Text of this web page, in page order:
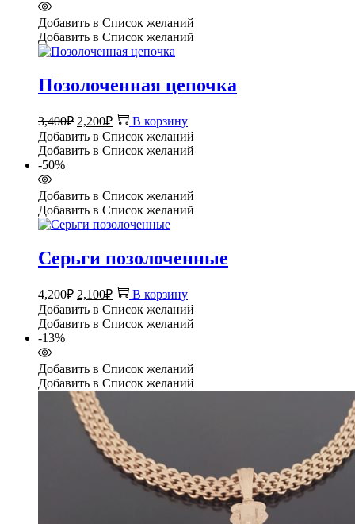
Добавить в Список желаний
Добавить в Список желаний
Позолоченная цепочка
3,400₽ Первоначальная
цена
составляла
2,200₽Текущая
цена:
2,200₽.
В корзину
Добавить в Список желаний
Добавить в Список желаний
-50%
Добавить в Список желаний
Добавить в Список желаний
Серьги позолоченные
4,200₽ Первоначальная
цена
составляла
2,100₽Текущая
цена:
2,100₽.
В корзину
Добавить в Список желаний
Добавить в Список желаний
-13%
Добавить в Список желаний
Добавить в Список желаний